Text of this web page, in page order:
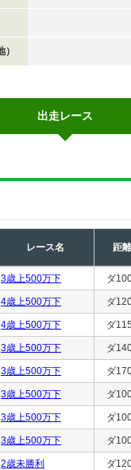
出走レース
レース名 距離
3歳上500万下 ダ
4歳上500万下 ダ
4歳上500万下 ダ
3歳上500万下 ダ
3歳上500万下 ダ
3歳上500万下 ダ
3歳上500万下 ダ
3歳上500万下 ダ
2歳未勝利 ダ